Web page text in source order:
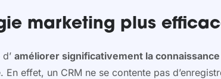
marketing plus
améliorer significativement la
effet, un CRM ne se contente pas